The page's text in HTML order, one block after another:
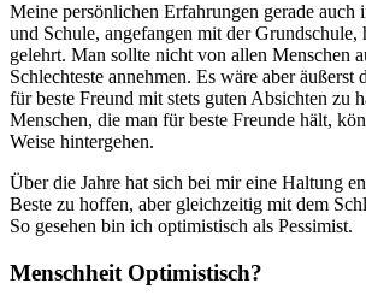
Meine persönlichen Erfahrungen gerade auch
und Schule, angefangen mit der Grundschule,
gelehrt. Man sollte nicht von allen Menschen
Schlechteste annehmen. Es wäre aber äußerst
für beste Freund mit stets guten Absichten zu
Menschen, die man für beste Freunde hält,
Weise hintergehen.
Über die Jahre hat sich bei mir eine Haltung
Beste zu hoffen, aber gleichzeitig mit dem
So gesehen bin ich optimistisch als Pessimist.
Menschheit Optimistisch?